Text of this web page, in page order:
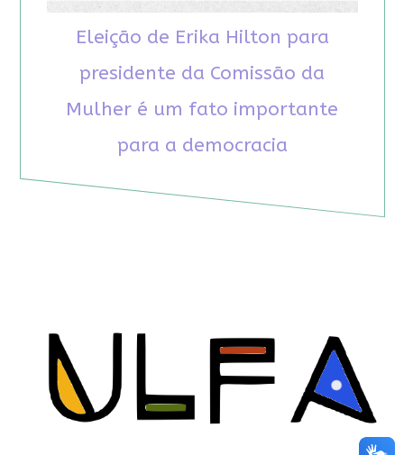
Eleição de Erika Hilton para
presidente da Comissão da
Mulher é um fato importante
para a democracia